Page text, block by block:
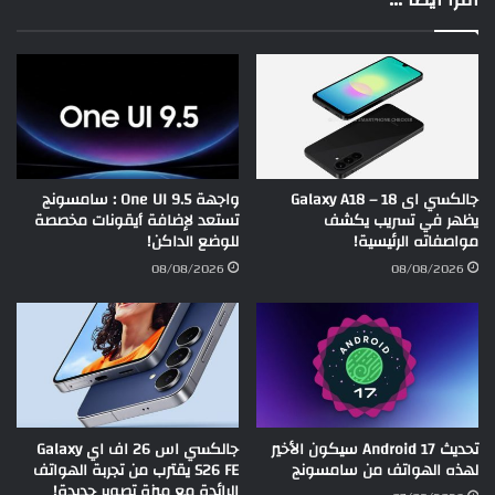
جالكسي اى 18 – Galaxy A18
يظهر في تسريب يكشف
مواصفاته الرئيسية!
08/08/2026
واجهة One UI 9.5 : سامسونج
تستعد لإضافة أيقونات مخصصة
للوضع الداكن!
08/08/2026
تحديث Android 17 سيكون الأخير
لهذه الهواتف من سامسونج
جالكسي اس 26 اف اي Galaxy
S26 FE يقترب من تجربة الهواتف